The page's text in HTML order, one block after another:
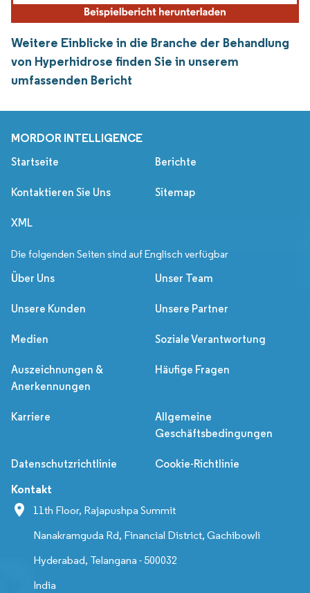
Weitere Einblicke in die Branche der Behandlung
von Hyperhidrose finden Sie in unserem
umfassenden Bericht
MORDOR INTELLIGENCE
Startseite Berichte
Kontaktieren Sie Uns Sitemap
XML
Die folgenden Seiten sind auf Englisch verfügbar
Über Uns Unser Team
Unsere Kunden Unsere Partner
Medien Soziale Verantwortung
Auszeichnungen &
Anerkennungen
Häufige Fragen
Karriere
Allgemeine
Geschäftsbedingungen
Datenschutzrichtlinie Cookie-Richtlinie
Kontakt
11th Floor, Rajapushpa Summit
Nanakramguda Rd, Financial District, Gachibowli
Hyderabad, Telangana - 500032
India